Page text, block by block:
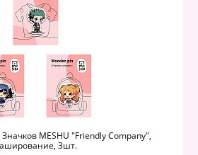
MESHU "Friendly Company",
3шт.